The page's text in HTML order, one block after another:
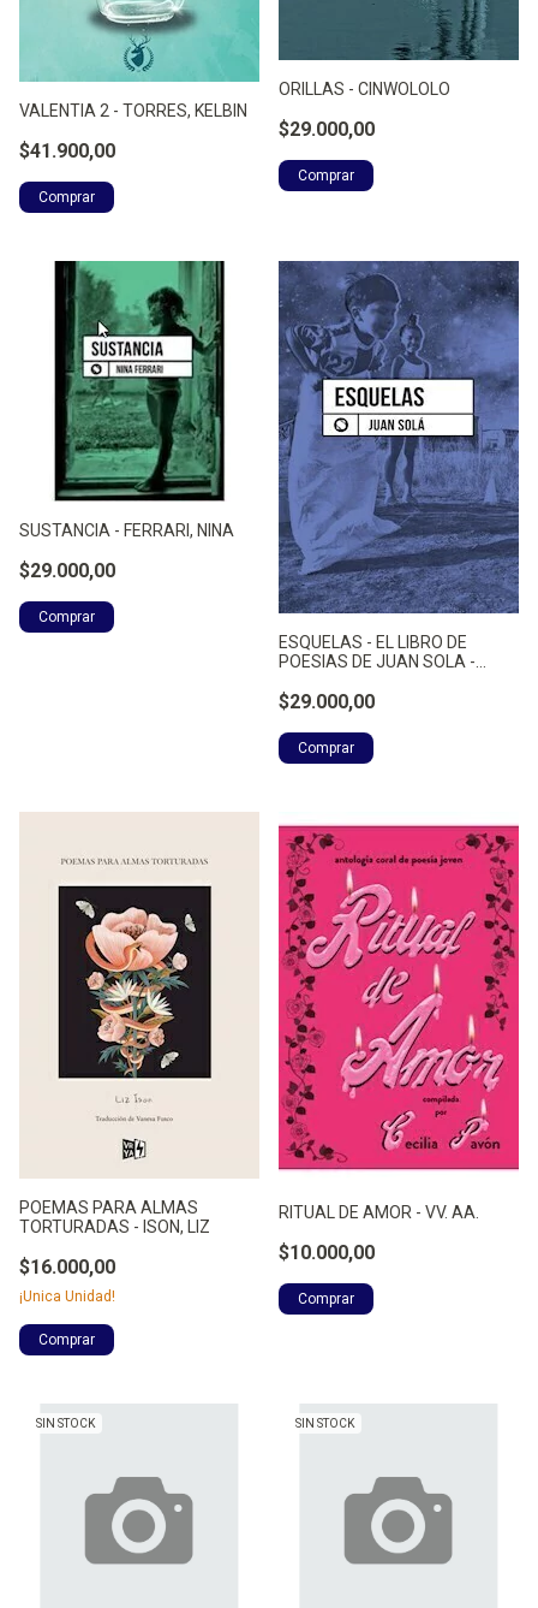
VALENTIA 2 - TORRES, KELBIN
$41.900,00
ORILLAS - CINWOLOLO
$29.000,00
SUSTANCIA - FERRARI, NINA
$29.000,00
ESQUELAS - EL LIBRO DE
POESIAS DE JUAN SOLA -
$29.000,00
POEMAS PARA ALMAS
TORTURADAS - ISON, LIZ
$16.000,00
¡Unica Unidad!
RITUAL DE AMOR - VV. AA.
$10.000,00
SIN STOCK SIN STOCK